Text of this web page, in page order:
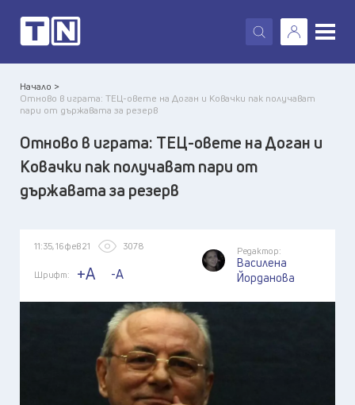
X
Начало >
Отново в играта: ТЕЦ-овете на Доган и Ковачки пак получават
пари от държавата за резерв
Отново в играта: ТЕЦ-овете на Доган и
Ковачки пак получават пари от
държавата за резерв
11:35, 16 фев 21 3078
Шрифт: +A -A
Редактор:
Василена
Йорданова